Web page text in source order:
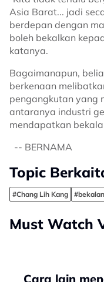
Asia Barat... jadi
berdepan dengan
boleh bekalkan
katanya.
Bagaimanapun,
berkenaan
pengangkutan yang
antaranya industri
mendapatkan
-- BERNAMA
Topic
#Chang Lih Kang
Must Watch
Cara lain